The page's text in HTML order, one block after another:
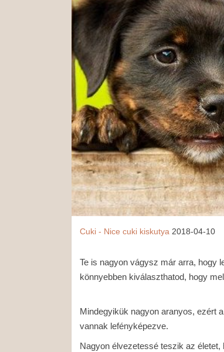
Cuki - Nice cuki kiskutya 2018-04-10
Te is nagyon vágysz már arra, hogy
könnyebben kiválaszthatod, hogy
Mindegyikük nagyon aranyos, ezért
vannak lefényképezve.
Nagyon élvezetessé teszik az